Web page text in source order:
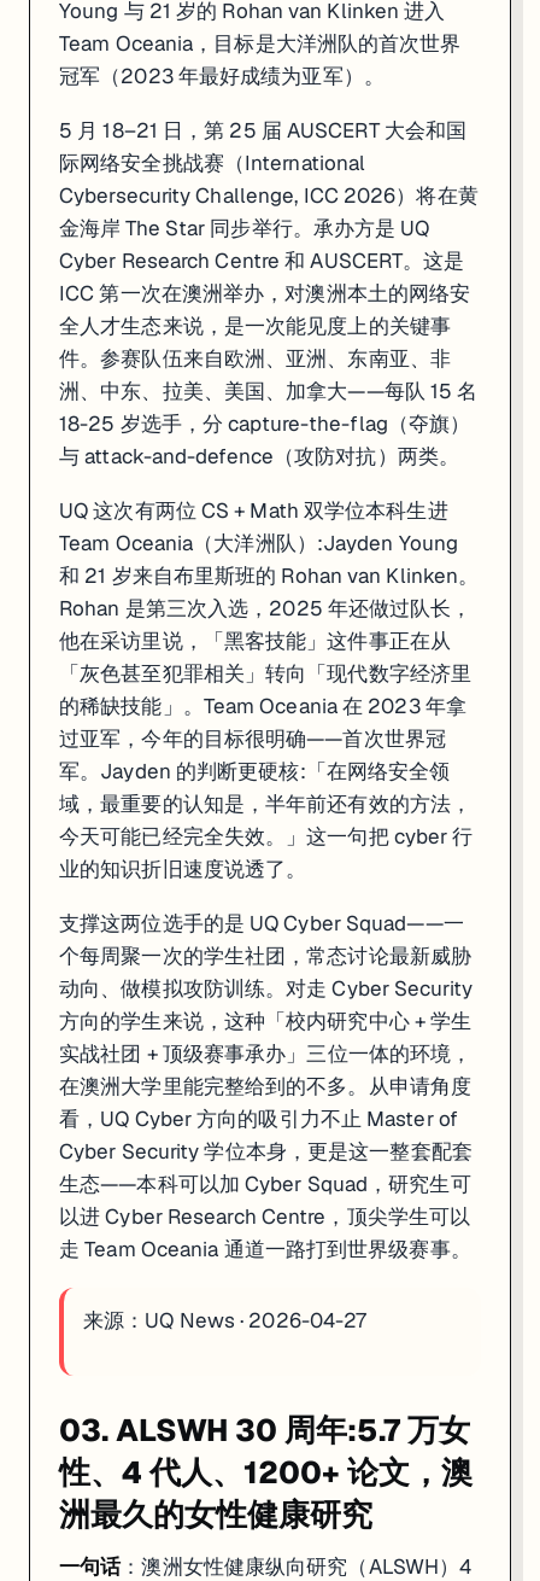
Young 与 21 岁的 Rohan van Klinken 进入
Team Oceania，目标是大洋洲队的首次世界
冠军（2023 年最好成绩为亚军）。
5 月 18–21 日，第 25 届 AUSCERT 大会和国
际网络安全挑战赛（International
Cybersecurity Challenge, ICC 2026）将在黄
金海岸 The Star 同步举行。承办方是 UQ
Cyber Research Centre 和 AUSCERT。这是
ICC 第一次在澳洲举办，对澳洲本土的网络安
全人才生态来说，是一次能见度上的关键事
件。参赛队伍来自欧洲、亚洲、东南亚、非
洲、中东、拉美、美国、加拿大——每队 15 名
18-25 岁选手，分 capture-the-flag（夺旗）
与 attack-and-defence（攻防对抗）两类。
UQ 这次有两位 CS + Math 双学位本科生进
Team Oceania（大洋洲队）:Jayden Young
和 21 岁来自布里斯班的 Rohan van Klinken。
Rohan 是第三次入选，2025 年还做过队长，
他在采访里说，「黑客技能」这件事正在从
「灰色甚至犯罪相关」转向「现代数字经济里
的稀缺技能」。Team Oceania 在 2023 年拿
过亚军，今年的目标很明确——首次世界冠
军。Jayden 的判断更硬核:「在网络安全领
域，最重要的认知是，半年前还有效的方法，
今天可能已经完全失效。」这一句把 cyber 行
业的知识折旧速度说透了。
支撑这两位选手的是 UQ Cyber Squad——一
个每周聚一次的学生社团，常态讨论最新威胁
动向、做模拟攻防训练。对走 Cyber Security
方向的学生来说，这种「校内研究中心 + 学生
实战社团 + 顶级赛事承办」三位一体的环境，
在澳洲大学里能完整给到的不多。从申请角度
看，UQ Cyber 方向的吸引力不止 Master of
Cyber Security 学位本身，更是这一整套配套
生态——本科可以加 Cyber Squad，研究生可
以进 Cyber Research Centre，顶尖学生可以
走 Team Oceania 通道一路打到世界级赛事。
来源： UQ News · 2026-04-27
03. ALSWH 30 周年:5.7 万女
性、4 代人、1200+ 论文，澳
洲最久的女性健康研究
一句话：澳洲女性健康纵向研究（ALSWH）4